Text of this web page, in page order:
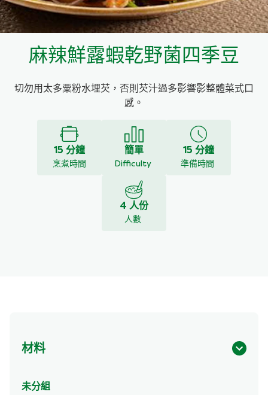
家樂牌鮮露
家樂牌鷹粟粉
家樂牌雞湯粒
家樂牌純鮮清雞湯
麻辣鮮露蝦乾野菌四季豆
切勿用太多粟粉水埋芡，否則芡汁過多影響影整體菜式口
感。
15 分鐘
烹煮時間
簡單
Difficulty
15 分鐘
準備時間
4 人份
人數
材料
未分組